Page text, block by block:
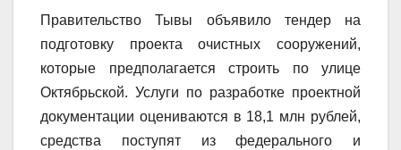
Правительство Тывы объявило тендер на
подготовку проекта очистных сооружений,
которые предполагается строить по улице
Октябрьской. Услуги по разработке проектной
документации оцениваются в 18,1 млн рублей,
средства поступят из федерального и